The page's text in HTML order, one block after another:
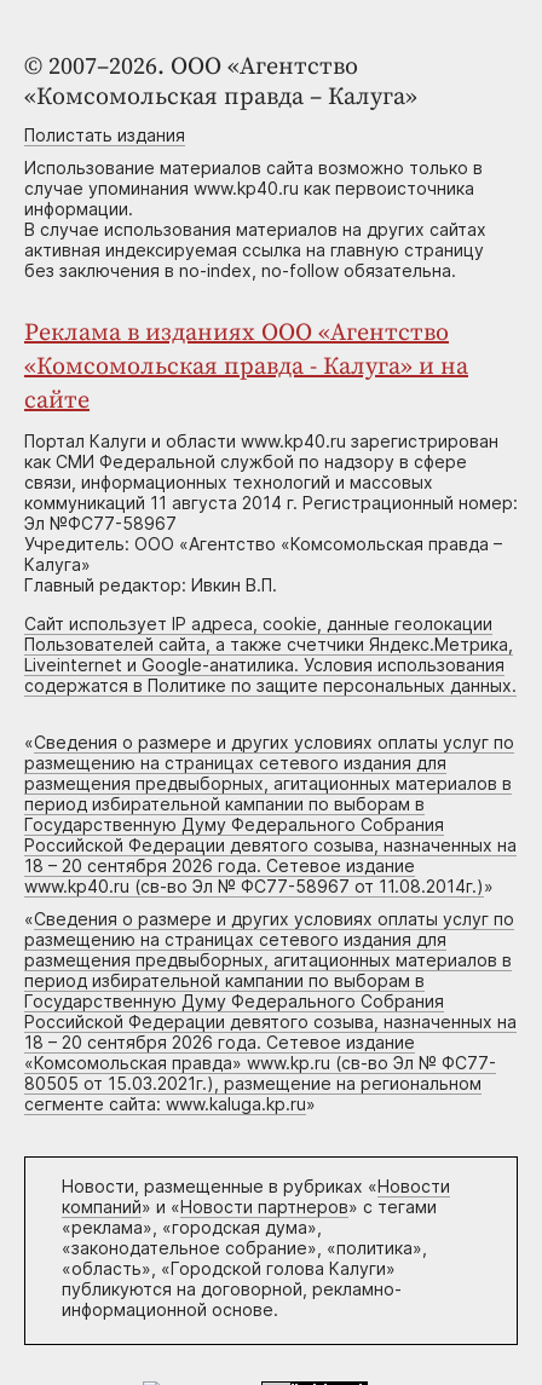
© 2007–2026. ООО «Агентство
«Комсомольская правда – Калуга»
Полистать издания
Использование материалов сайта возможно только в
случае упоминания www.kp40.ru как первоисточника
информации.
В случае использования материалов на других сайтах
активная индексируемая ссылка на главную страницу
без заключения в no-index, no-follow обязательна.
Реклама в изданиях ООО «Агентство
«Комсомольская правда - Калуга» и на
сайте
Портал Калуги и области www.kp40.ru зарегистрирован
как СМИ Федеральной службой по надзору в сфере
связи, информационных технологий и массовых
коммуникаций 11 августа 2014 г. Регистрационный номер:
Эл №ФС77-58967
Учредитель: ООО «Агентство «Комсомольская правда –
Калуга»
Главный редактор: Ивкин В.П.
Сайт использует IP адреса, cookie, данные геолокации
Пользователей сайта, а также счетчики Яндекс.Метрика,
Liveinternet и Google-анатилика. Условия использования
содержатся в Политике по защите персональных данных.
«Сведения о размере и других условиях оплаты услуг по
размещению на страницах сетевого издания для
размещения предвыборных, агитационных материалов в
период избирательной кампании по выборам в
Государственную Думу Федерального Собрания
Российской Федерации девятого созыва, назначенных на
18 – 20 сентября 2026 года. Сетевое издание
www.kp40.ru (св-во Эл № ФС77-58967 от 11.08.2014г.)»
«Сведения о размере и других условиях оплаты услуг по
размещению на страницах сетевого издания для
размещения предвыборных, агитационных материалов в
период избирательной кампании по выборам в
Государственную Думу Федерального Собрания
Российской Федерации девятого созыва, назначенных на
18 – 20 сентября 2026 года. Сетевое издание
«Комсомольская правда» www.kp.ru (св-во Эл № ФС77-
80505 от 15.03.2021г.), размещение на региональном
сегменте сайта: www.kaluga.kp.ru»
Новости, размещенные в рубриках «Новости
компаний» и «Новости партнеров» с тегами
«реклама», «городская дума»,
«законодательное собрание», «политика»,
«область», «Городской голова Калуги»
публикуются на договорной, рекламно-
информационной основе.